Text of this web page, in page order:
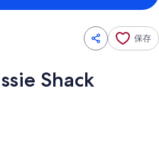
保存
Shack